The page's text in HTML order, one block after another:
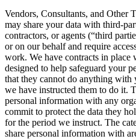
Vendors, Consultants, and Other
may share your data with third-
contractors, or agents (“third
or on our behalf and require
work. We have contracts in
designed to help safeguard your
that they cannot do anything with
we have instructed them to do it.
personal information with any
commit to protect the data they
for the period we instruct. The
share personal information with